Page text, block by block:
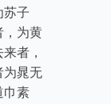
苏子
，为黄
者，
为晁无
巾素